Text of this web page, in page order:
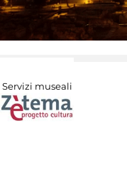
Servizi museali